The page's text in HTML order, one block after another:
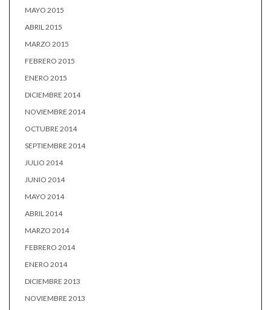
MAYO 2015
ABRIL 2015
MARZO 2015
FEBRERO 2015
ENERO 2015
DICIEMBRE 2014
NOVIEMBRE 2014
OCTUBRE 2014
SEPTIEMBRE 2014
JULIO 2014
JUNIO 2014
MAYO 2014
ABRIL 2014
MARZO 2014
FEBRERO 2014
ENERO 2014
DICIEMBRE 2013
NOVIEMBRE 2013